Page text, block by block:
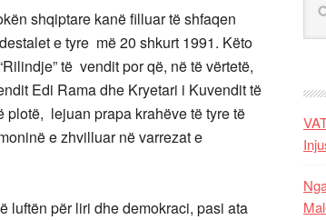
shqiptare kanë filluar të shfaqen
e tyre më 20 shkurt 1991. Këto
të vendit por që, në të vërtetë,
Edi Rama dhe Kryetari i Kuvendit të
plotë, lejuan prapa krahëve të tyre të
e zhvilluar në varrezat e
luftën për liri dhe demokraci, pasi ata